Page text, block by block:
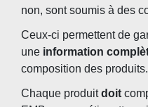
non, sont soumis à des
Ceux-ci permettent de
une information
composition des produits.
Chaque produitdoit